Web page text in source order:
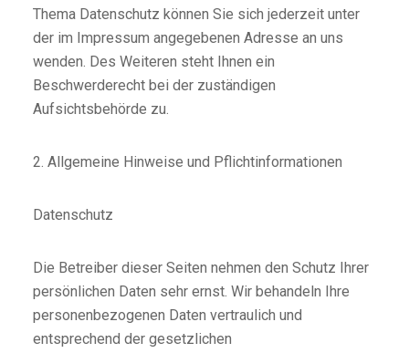
Thema Datenschutz können Sie sich jederzeit unter
der im Impressum angegebenen Adresse an uns
wenden. Des Weiteren steht Ihnen ein
Beschwerderecht bei der zuständigen
Aufsichtsbehörde zu.
2. Allgemeine Hinweise und Pflichtinformationen
Datenschutz
Die Betreiber dieser Seiten nehmen den Schutz Ihrer
persönlichen Daten sehr ernst. Wir behandeln Ihre
personenbezogenen Daten vertraulich und
entsprechend der gesetzlichen